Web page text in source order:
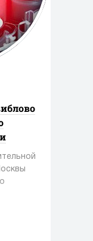
в